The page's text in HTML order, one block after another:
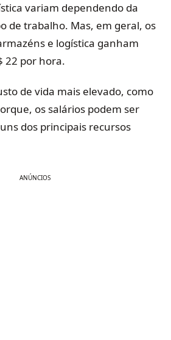
variam dependendo da
de trabalho. Mas, em geral, os
e logística ganham
22 por hora.
de vida mais elevado, como
os salários podem ser
dos principais recursos
ANÚNCIOS